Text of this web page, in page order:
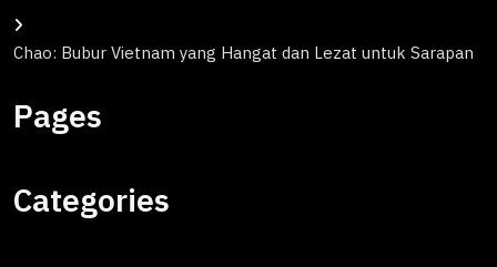
Chao: Bubur Vietnam yang Hangat dan Lezat untuk Sarapan
Pages
Categories